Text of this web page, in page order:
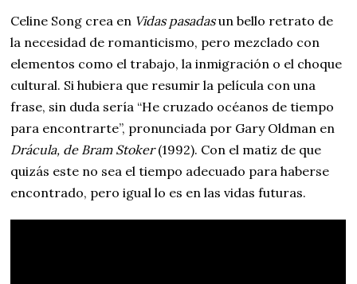
Celine Song crea en Vidas pasadasun bello retrato de
la necesidad de romanticismo, pero mezclado con
elementos como el trabajo, la inmigración o el choque
cultural. Si hubiera que resumir la película con una
frase, sin duda sería “He cruzado océanos de tiempo
para encontrarte”, pronunciada por Gary Oldman en
Drácula, de Bram Stoker(1992). Con el matiz de que
quizás este no sea el tiempo adecuado para haberse
encontrado, pero igual lo es en las vidas futuras.